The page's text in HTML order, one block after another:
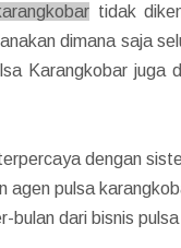
tidak
dimana saja
Karangkobar juga
dengan
agen pulsa
bulan dari bisnis